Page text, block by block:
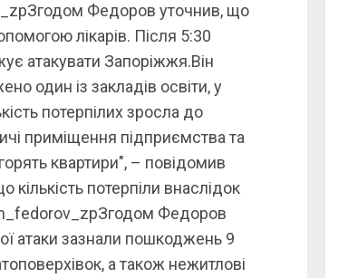
Федоров уточнив, що
лікарів. Після 5:30
атакувати Запоріжжя.Він
один із закладів освіти, у
потерпілих зросла до
приміщення підприємства та
квартири", – повідомив
потерпіли внаслідок
Федоров
атаки зазнали пошкоджень 9
а також нежитлові